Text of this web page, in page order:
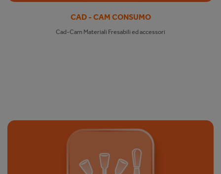
CAD - CAM CONSUMO
Cad-Cam Materiali Fresabili ed accessori